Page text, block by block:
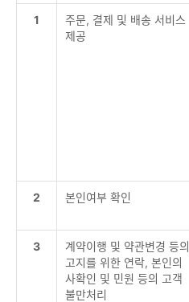
1
주문, 결제 및 배송 서비스
제공
2 본인여부 확인
3
계약이행 및 약관변경 등의
고지를 위한 연락, 본인의
사확인 및 민원 등의 고객
불만처리